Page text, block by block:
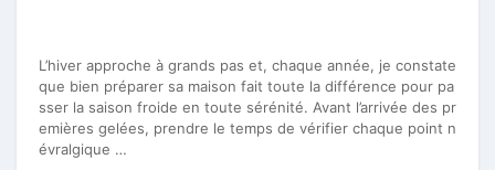
L’hiver approche à grands pas et, chaque année, je constate
que bien préparer sa maison fait toute la différence pour pa
sser la saison froide en toute sérénité. Avant l’arrivée des pr
emières gelées, prendre le temps de vérifier chaque point n
évralgique …